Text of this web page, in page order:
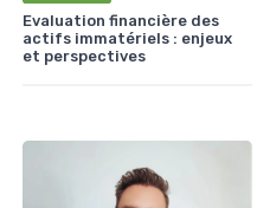
Evaluation financière des
actifs immatériels : enjeux
et perspectives